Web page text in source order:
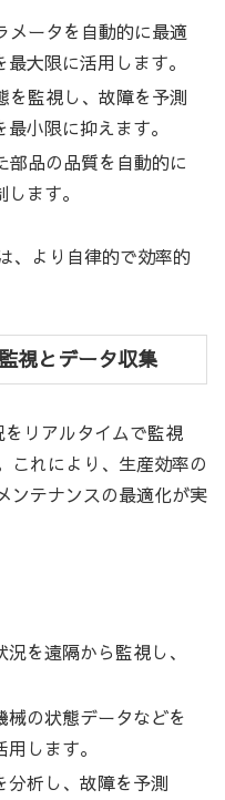
メータを自動的に最適
大限に活用します。
を監視し、故障を予測
小限に抑えます。
部品の品質を自動的に
ます。
、より自律的で効率的
視とデータ収集
リアルタイムで監視
これにより、生産効率の
ンテナンスの最適化が実
を遠隔から監視し、
械の状態データなどを
します。
分析し、故障を予測